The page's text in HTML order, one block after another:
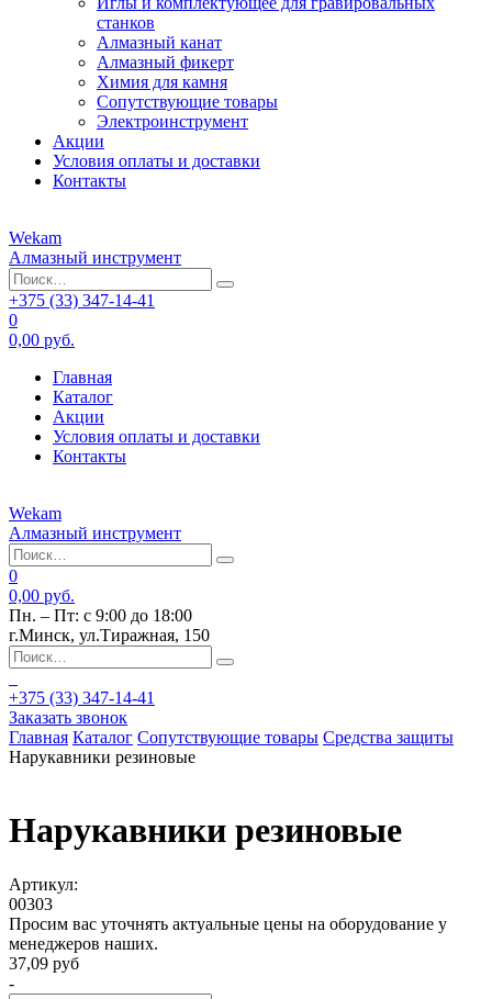
станков
Алмазный канат
Алмазный фикерт
Химия для камня
Сопутствующие товары
Электроинструмент
Акции
Условия оплаты и доставки
Контакты
Wekam
Алмазный инструмент
+375 (33) 347-14-41
0
0,00 руб.
Главная
Каталог
Акции
Условия оплаты и доставки
Контакты
Wekam
Алмазный инструмент
0
0,00 руб.
Пн. – Пт: с 9:00 до 18:00
г.Минск, ул.Тиражная, 150
+375 (33) 347-14-41
Заказать звонок
Главная Каталог Сопутствующие товары Средства защиты
Нарукавники резиновые
Нарукавники резиновые
Артикул:
00303
Просим вас уточнять актуальные цены на оборудование у
менеджеров наших.
37,09 руб
-